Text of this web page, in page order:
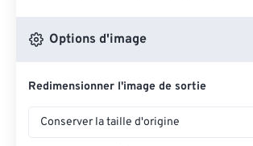
Depuis OneDrive
Depuis l'URL
Options d'image
Redimensionner l'image de sortie
Conserver la taille d'origine